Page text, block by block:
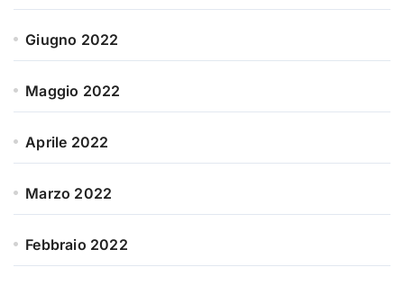
Giugno 2022
Maggio 2022
Aprile 2022
Marzo 2022
Febbraio 2022